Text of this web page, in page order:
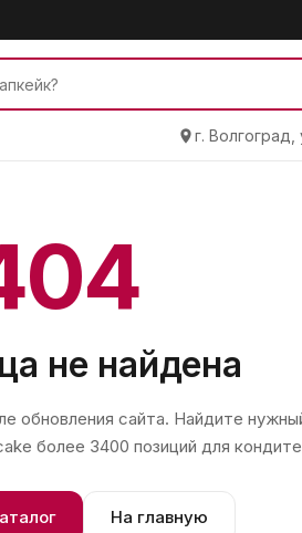
г.
не найдена
обновления сайта. Найдите
более 3400 позиций для
На главную